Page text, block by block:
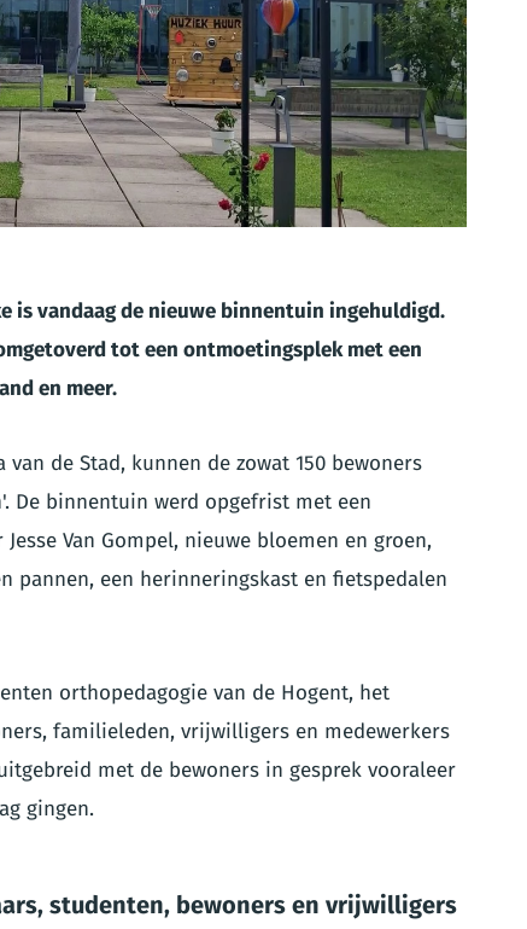
is vandaag de nieuwe binnentuin ingehuldigd.
tot een ontmoetingsplek met een
en meer.
de Stad, kunnen de zowat 150 bewoners
De binnentuin werd opgefrist met een
Van Gompel, nieuwe bloemen en groen,
pannen, een herinneringskast en fietspedalen
orthopedagogie van de Hogent, het
familieleden, vrijwilligers en medewerkers
met de bewoners in gesprek vooraleer
gingen.
studenten, bewoners en vrijwilligers